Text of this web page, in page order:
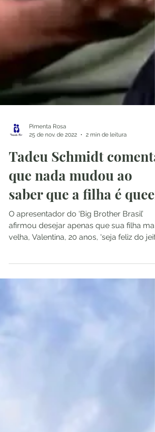
25 de nov. de 2022
2 min de leitura
Tadeu Schmidt comenta
que nada mudou ao
saber que a filha é queer
O apresentador do ‘Big Brother Brasil’